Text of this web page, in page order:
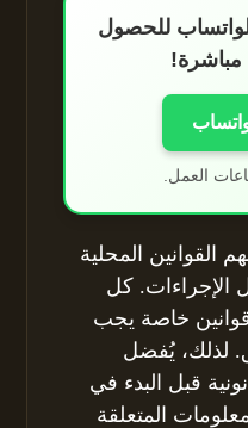
للحصول
العمل.
القوانين المحلية
الإجراءات. كل
خاصة يجب
لذلك، يُفضل
قبل البدء في
المتعلقة